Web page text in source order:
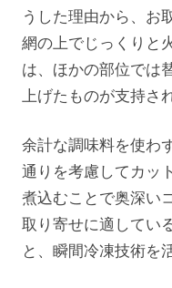
うした理由から、お
網の上でじっくりと
は、ほかの部位では
上げたものが支持さ
余計な調味料を使わ
通りを考慮してカッ
煮込むことで奥深い
取り寄せに適してい
と、瞬間冷凍技術を